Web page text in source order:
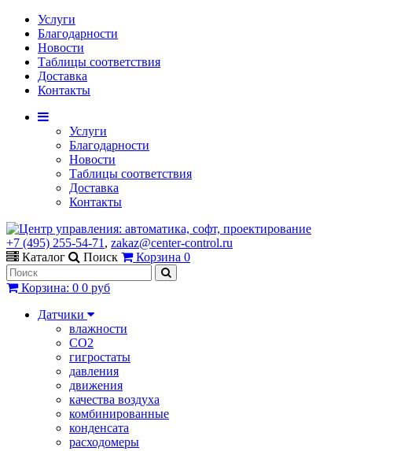
Услуги
Благодарности
Новости
Таблицы соответствия
Доставка
Контакты
Услуги
Благодарности
Новости
Таблицы соответствия
Доставка
Контакты
+7 (495) 255-54-71 , zakaz@center-control.ru
Каталог
Поиск Корзина 0
Корзина: 0 0 руб
Датчики
влажности
CO2
гигростаты
давления
движения
качества воздуха
комбинированные
конденсата
расходомеры